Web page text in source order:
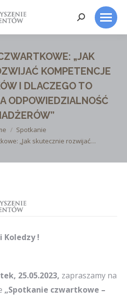
Search:
„JAK
KOMPETENCJE
I DLACZEGO TO
ODPOWIEDZIALNOŚĆ
Spotkanie
„Jak skutecznie rozwijać…
Koledzy !
25.05.2023, zapraszamy na
„Spotkanie czwartkowe –